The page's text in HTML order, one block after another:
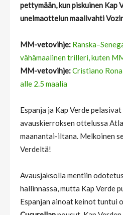
pettymään, kun piskuinen Kap
unelmaottelun maalivahti
MM-vetovihje:
vähämaalinen trilleri, kuten
MM-vetovihje:Cristiano
alle 2.5 maalia
Espanja ja Kap Verde
avauskierroksen ottelussa
maanantai-iltana. Melkoinen
Verdeltä!
Avausjaksolla mentiin
hallinnassa, mutta Kap Verde
Espanjan ainoat keinot tuntui